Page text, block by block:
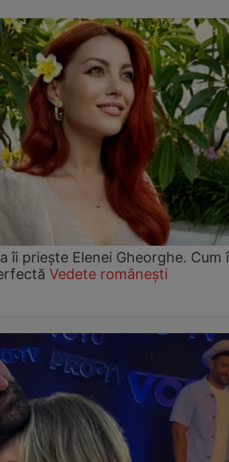
îi priește Elenei Gheorghe. Cum
Vedete românești